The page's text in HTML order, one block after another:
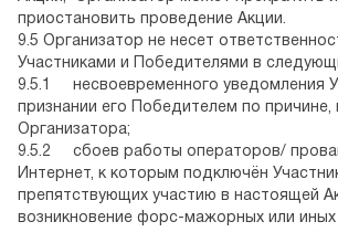
приостановить проведение Акции.
9.5 Организатор не несет
Участниками и Победителями в
9.5.1 несвоевременного уведомления
признании его Победителем по причине,
Организатора;
9.5.2 сбоев работы операторов/
Интернет, к которым подключён
препятствующих участию в настоящей
возникновение форс-мажорных или иных